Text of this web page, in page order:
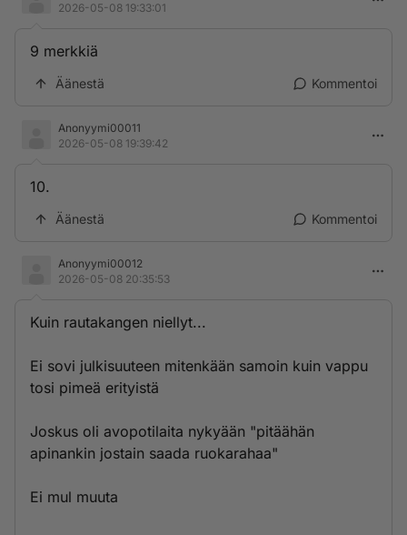
2026-05-08 19:33:01
9 merkkiä
Äänestä Kommentoi
Anonyymi00011
2026-05-08 19:39:42
10.
Äänestä Kommentoi
Anonyymi00012
2026-05-08 20:35:53
Kuin rautakangen niellyt...
Ei sovi julkisuuteen mitenkään samoin kuin vappu
tosi pimeä erityistä
Joskus oli avopotilaita nykyään "pitäähän
apinankin jostain saada ruokarahaa"
Ei mul muuta